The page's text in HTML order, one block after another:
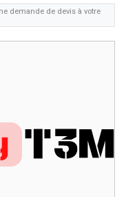
demande de devis à votre